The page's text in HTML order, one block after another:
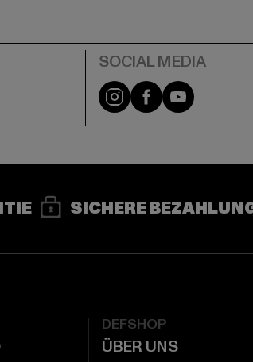
Instagram
FacebookYouTube
SICHERE
DEFSHOP
ÜBER UNS